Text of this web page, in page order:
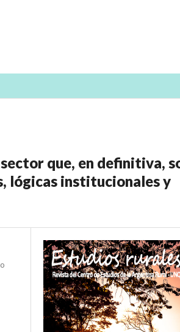
que, en definitiva,
lógicas institucionales y